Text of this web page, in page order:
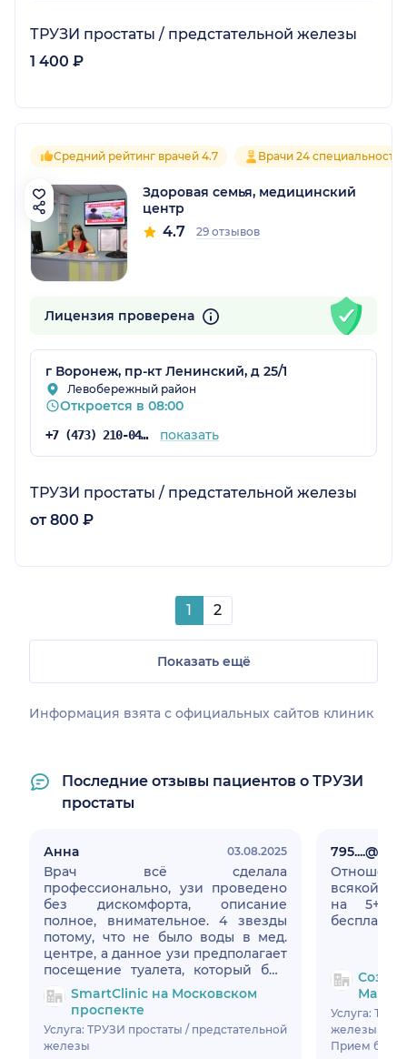
ТРУЗИ простаты / предстательной железы
1 400 ₽
Средний рейтинг врачей 4.7 Врачи 24
Здоровая семья, медицинский
центр
4.7 29 отзывов
Лицензия проверена
г Воронеж, пр-кт Ленинский, д 25/1
Левобережный район
Откроется в 08:00
+7 (473) 210-04-13 показать
ТРУЗИ простаты / предстательной железы
от 800 ₽
1 2
Показать ещё
Информация взята c официальных сайтов клиник
Последние отзывы пациентов о ТРУЗИ
простаты
Анна 03.08.2025
Врач всё сделала
профессионально, узи проведено
без дискомфорта, описание
полное, внимательное. 4 звезды
потому, что не было воды в мед.
центре, а данное узи предполагает
посещение туалета, который был
закрыт в связи с отсутствием воды.
Пришлось идти в ближайший тц.
SmartClinic на Московском
проспекте
Услуга: ТРУЗИ простаты / предстательной
железы
795....@....ru
всякой
на 5+! Кроме того, был на
Услуга:
железы
Прием был в